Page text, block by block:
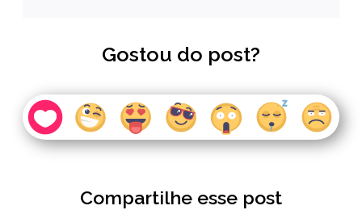
Gostou do post?
Compartilhe esse post